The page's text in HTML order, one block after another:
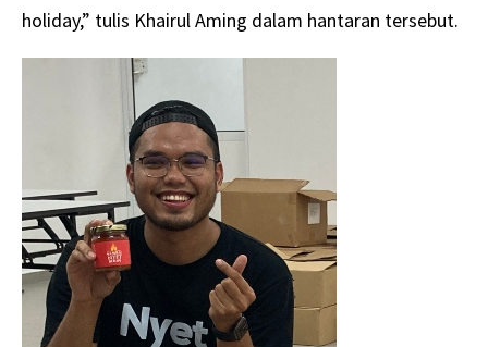
holiday,” tulis Khairul Aming dalam hantaran tersebut.